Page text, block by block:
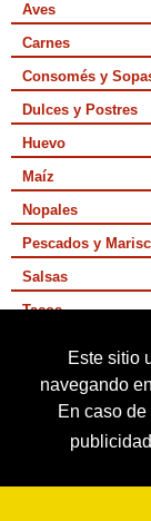
Este sitio
navegando
En caso
Aves
Carnes
Consomés y
Dulces y Postres
Huevo
Maíz
Nopales
Pescados y
Salsas
Tacos
Vegetarianas